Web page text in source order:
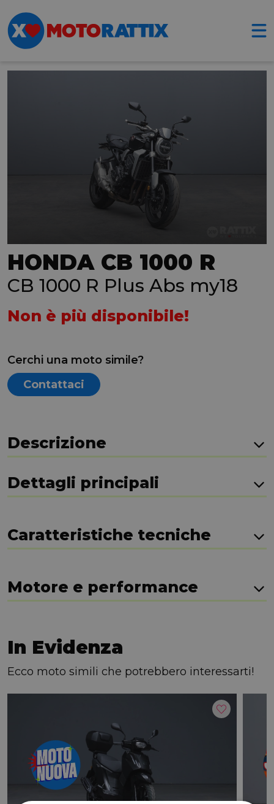
HONDA CB 1000 R
CB 1000 R Plus Abs my18
Non è più disponibile!
Cerchi una moto simile?
Contattaci
Descrizione
Dettagli principali
Caratteristiche tecniche
Motore e performance
In Evidenza
Ecco moto simili che potrebbero interessarti!